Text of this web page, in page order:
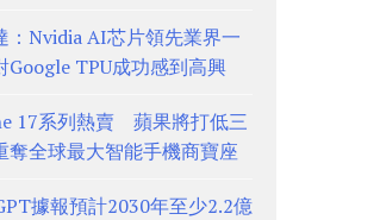
：Nvidia AI芯片領先業界一
TPU成功感到高興
17系列熱賣 蘋果將打低三
奪全球最大智能手機商寶座
據報預計2030年至少2.2億